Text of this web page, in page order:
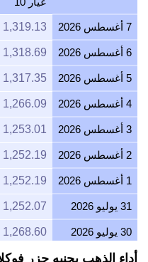
7 أغسطس 2026 1,319.13
6 أغسطس 2026 1,318.69
5 أغسطس 2026 1,317.35
4 أغسطس 2026 1,266.09
3 أغسطس 2026 1,253.01
2 أغسطس 2026 1,252.19
1 أغسطس 2026 1,252.19
31 يوليو 2026 1,252.07
30 يوليو 2026 1,268.60
29 يوليو 2026 1,269.15
أداء الذهب بجنيه جزر فوكلاند /